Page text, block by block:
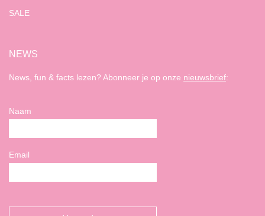
SALE
NEWS
News, fun & facts lezen? Abonneer je op onze nieuwsbrief:
Naam
Email